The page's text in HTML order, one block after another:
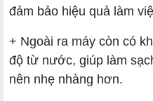
đảm bảo hiệu quả làm
+ Ngoài ra máy còn có
độ từ nước, giúp làm
nên nhẹ nhàng hơn.